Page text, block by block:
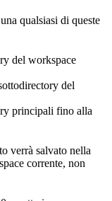
qualsiasi di queste
del workspace
del
principali fino alla
verrà salvato nella
corrente, non